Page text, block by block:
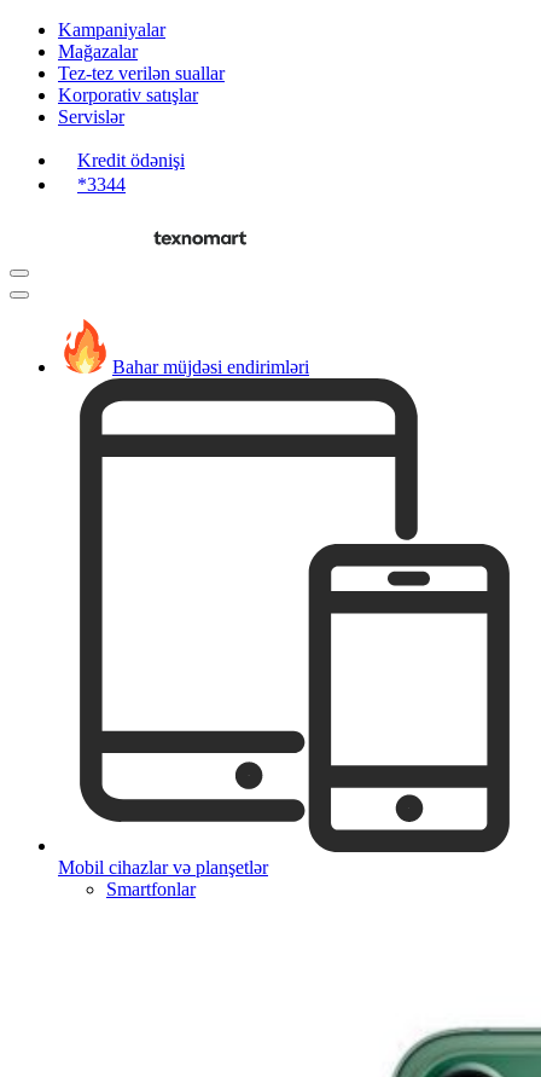
Kampaniyalar
Mağazalar
Tez-tez verilən suallar
Korporativ satışlar
Servislər
Kredit ödənişi
*3344
Bahar müjdəsi endirimləri
Mobil cihazlar və planşetlər
Smartfonlar